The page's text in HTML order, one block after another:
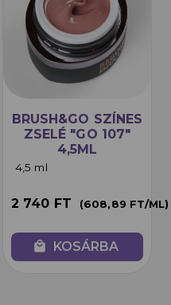
BRUSH&GO SZÍNES
ZSELÉ "GO 107"
4,5ML
4,5 ml
2 740 FT (608,89 FT/ML)
local_mall KOSÁRBA